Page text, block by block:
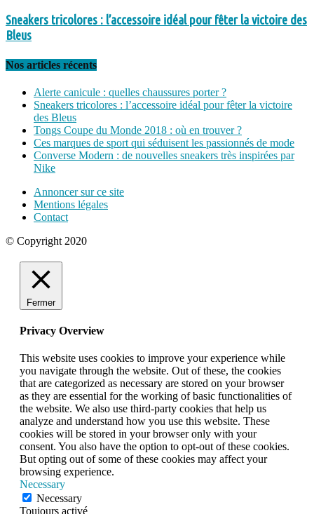
Sneakers tricolores : l’accessoire idéal pour fêter la victoire des
Bleus
Nos articles récents
Alerte canicule : quelles chaussures porter ?
Sneakers tricolores : l’accessoire idéal pour fêter la victoire
des Bleus
Tongs Coupe du Monde 2018 : où en trouver ?
Ces marques de sport qui séduisent les passionnés de mode
Converse Modern : de nouvelles sneakers très inspirées par
Nike
Annoncer sur ce site
Mentions légales
Contact
© Copyright 2020
Fermer
Privacy Overview
This website uses cookies to improve your experience while
you navigate through the website. Out of these, the cookies
that are categorized as necessary are stored on your browser
as they are essential for the working of basic functionalities of
the website. We also use third-party cookies that help us
analyze and understand how you use this website. These
cookies will be stored in your browser only with your
consent. You also have the option to opt-out of these cookies.
But opting out of some of these cookies may affect your
browsing experience.
Necessary
Necessary
Toujours activé